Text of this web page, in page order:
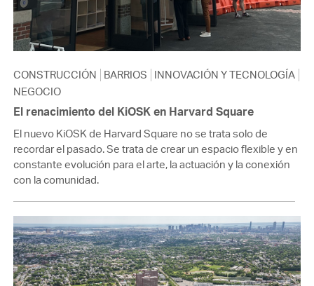
CONSTRUCCIÓN BARRIOS
INNOVACIÓN Y TECNOLOGÍA
NEGOCIO
El renacimiento del KiOSK en Harvard Square
El nuevo KiOSK de Harvard Square no se trata solo de
recordar el pasado. Se trata de crear un espacio flexible y en
constante evolución para el arte, la actuación y la conexión
con la comunidad.